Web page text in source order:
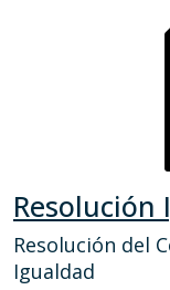
Resolución
Resolución del
Igualdad